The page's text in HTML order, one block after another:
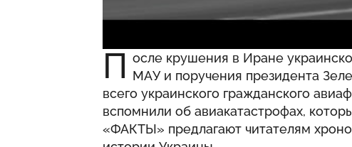
П осле крушения в Иране
МАУ и поручения президента
всего украинского гражданского
вспомнили об авиакатастрофах,
«ФАКТЫ» предлагают читателям